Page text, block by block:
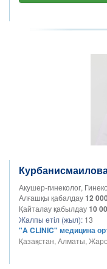
Акушер-гинеколог,
Алғашқы қабалдау12
Қайталау қабылдау10
Жалпы өтіл (жыл): 13
"A CLINIC" медицина
Қазақстан, Алматы,